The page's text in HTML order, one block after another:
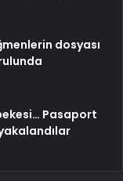
dosyası
Pasaport